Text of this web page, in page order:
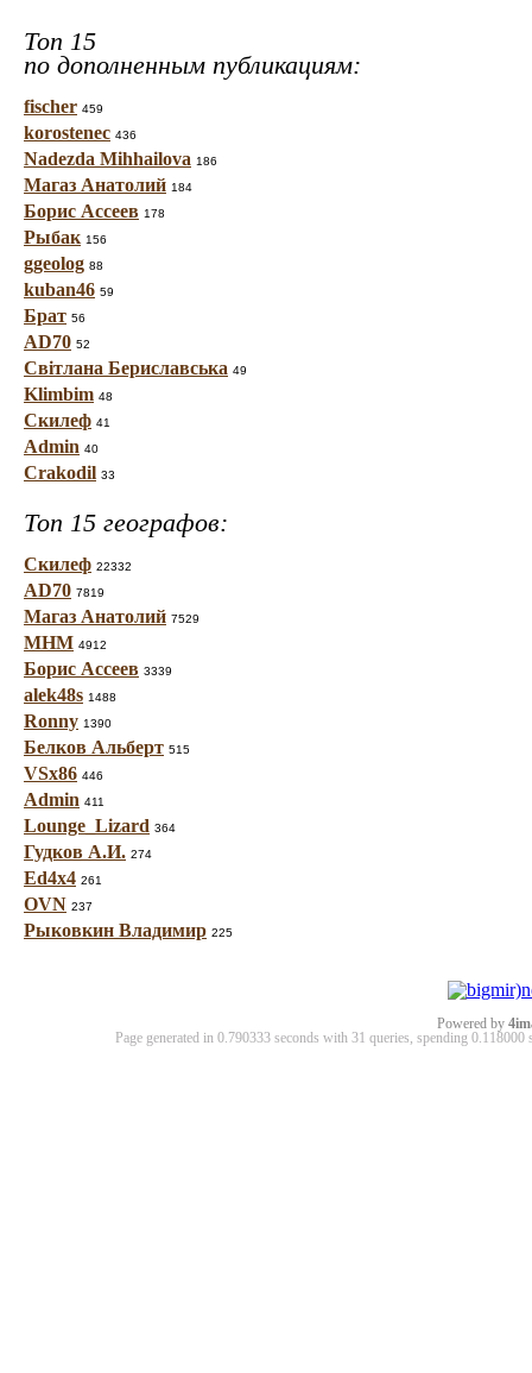
Топ 15
по дополненным публикациям:
fischer 459
korostenec 436
Nadezda Mihhailova 186
Магаз Анатолий 184
Борис Ассеев 178
Рыбак 156
ggeolog 88
kuban46 59
Брат 56
AD70 52
Світлана Бериславська 49
Klimbim 48
Скилеф 41
Admin 40
Crakodil 33
Топ 15 географов:
Скилеф 22332
AD70 7819
Магаз Анатолий 7529
МНМ 4912
Борис Ассеев 3339
alek48s 1488
Ronny 1390
Белков Альберт 515
VSx86 446
Admin 411
Lounge_Lizard 364
Гудков А.И. 274
Ed4x4 261
OVN 237
Рыковкин Владимир 225
Powered by
Page generated in 0.790333 seconds with 31 queries, spending